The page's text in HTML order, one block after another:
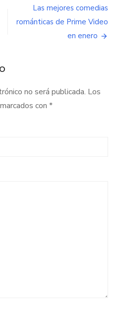
paneles
generan
hasta
Las mejores comedias
románticas de Prime Video
en enero
no será publicada. Los
con *